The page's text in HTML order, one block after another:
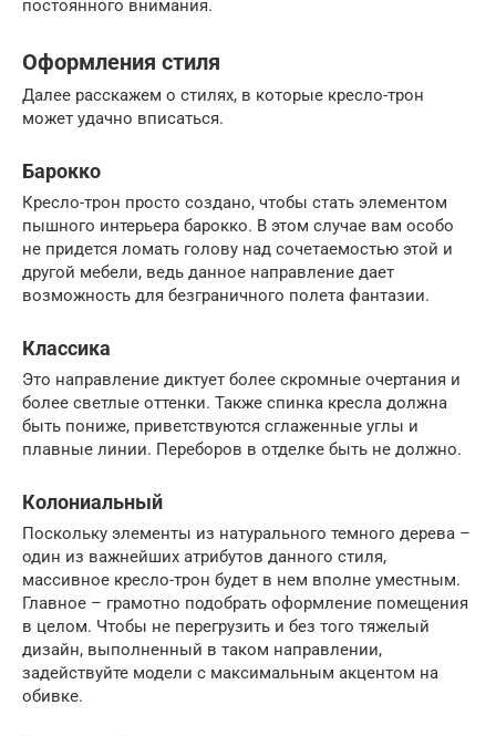
постоянного внимания.
Оформления стиля
Далее расскажем о стилях, в которые кресло-трон
может удачно вписаться.
Барокко
Кресло-трон просто создано, чтобы стать элементом
пышного интерьера барокко. В этом случае вам особо
не придется ломать голову над сочетаемостью этой и
другой мебели, ведь данное направление дает
возможность для безграничного полета фантазии.
Классика
Это направление диктует более скромные очертания и
более светлые оттенки. Также спинка кресла должна
быть пониже, приветствуются сглаженные углы и
плавные линии. Переборов в отделке быть не должно.
Колониальный
Поскольку элементы из натурального темного дерева –
один из важнейших атрибутов данного стиля,
массивное кресло-трон будет в нем вполне уместным.
Главное – грамотно подобрать оформление помещения
в целом. Чтобы не перегрузить и без того тяжелый
дизайн, выполненный в таком направлении,
задействуйте модели с максимальным акцентом на
обивке.